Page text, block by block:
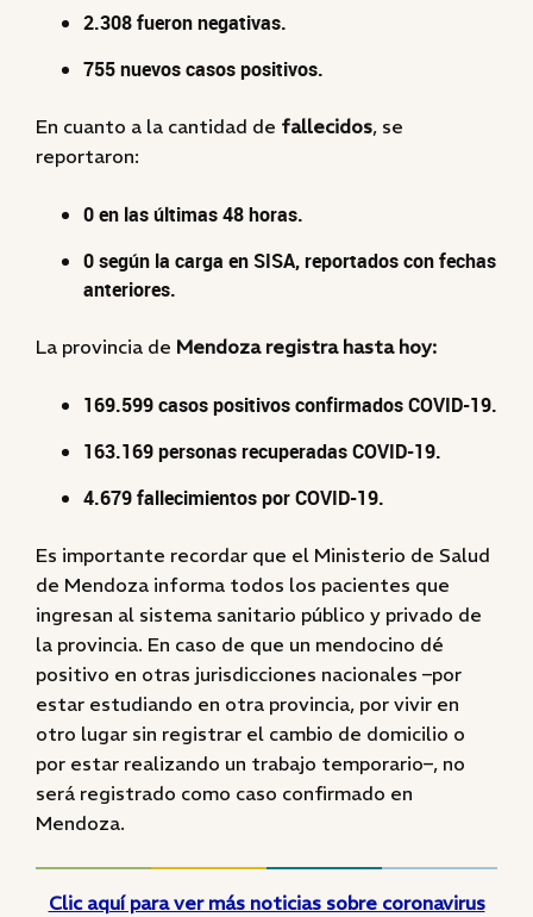
2.308 fueron negativas.
755 nuevos casos positivos.
En cuanto a la cantidad de fallecidos, se
reportaron:
0 en las últimas 48 horas.
0 según la carga en SISA, reportados con fechas
anteriores.
La provincia de Mendoza registra hasta hoy:
169.599 casos positivos confirmados COVID-19.
163.169 personas recuperadas COVID-19.
4.679 fallecimientos por COVID-19.
Es importante recordar que el Ministerio de Salud
de Mendoza informa todos los pacientes que
ingresan al sistema sanitario público y privado de
la provincia. En caso de que un mendocino dé
positivo en otras jurisdicciones nacionales –por
estar estudiando en otra provincia, por vivir en
otro lugar sin registrar el cambio de domicilio o
por estar realizando un trabajo temporario–, no
será registrado como caso confirmado en
Mendoza.
Clic aquí para ver más noticias sobre coronavirus